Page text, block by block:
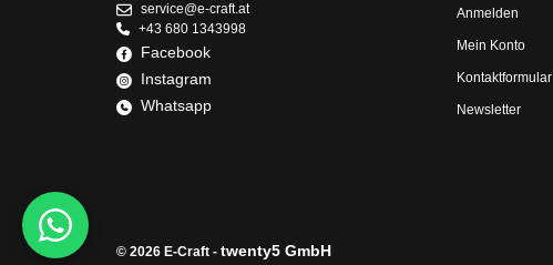
service@e-craft.at
+43 680 1343998
Facebook
Instagram
Whatsapp
Anmelden
Mein Konto
Kontaktformular
Newsletter
© 2026 E-Craft - twenty5 GmbH